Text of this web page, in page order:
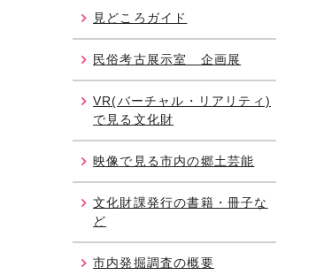
見どころガイド
民俗考古展示室 企画展
VR(バーチャル・リアリティ)
で見る文化財
映像で見る市内の郷土芸能
文化財課発行の書籍・冊子な
ど
市内発掘調査の概要